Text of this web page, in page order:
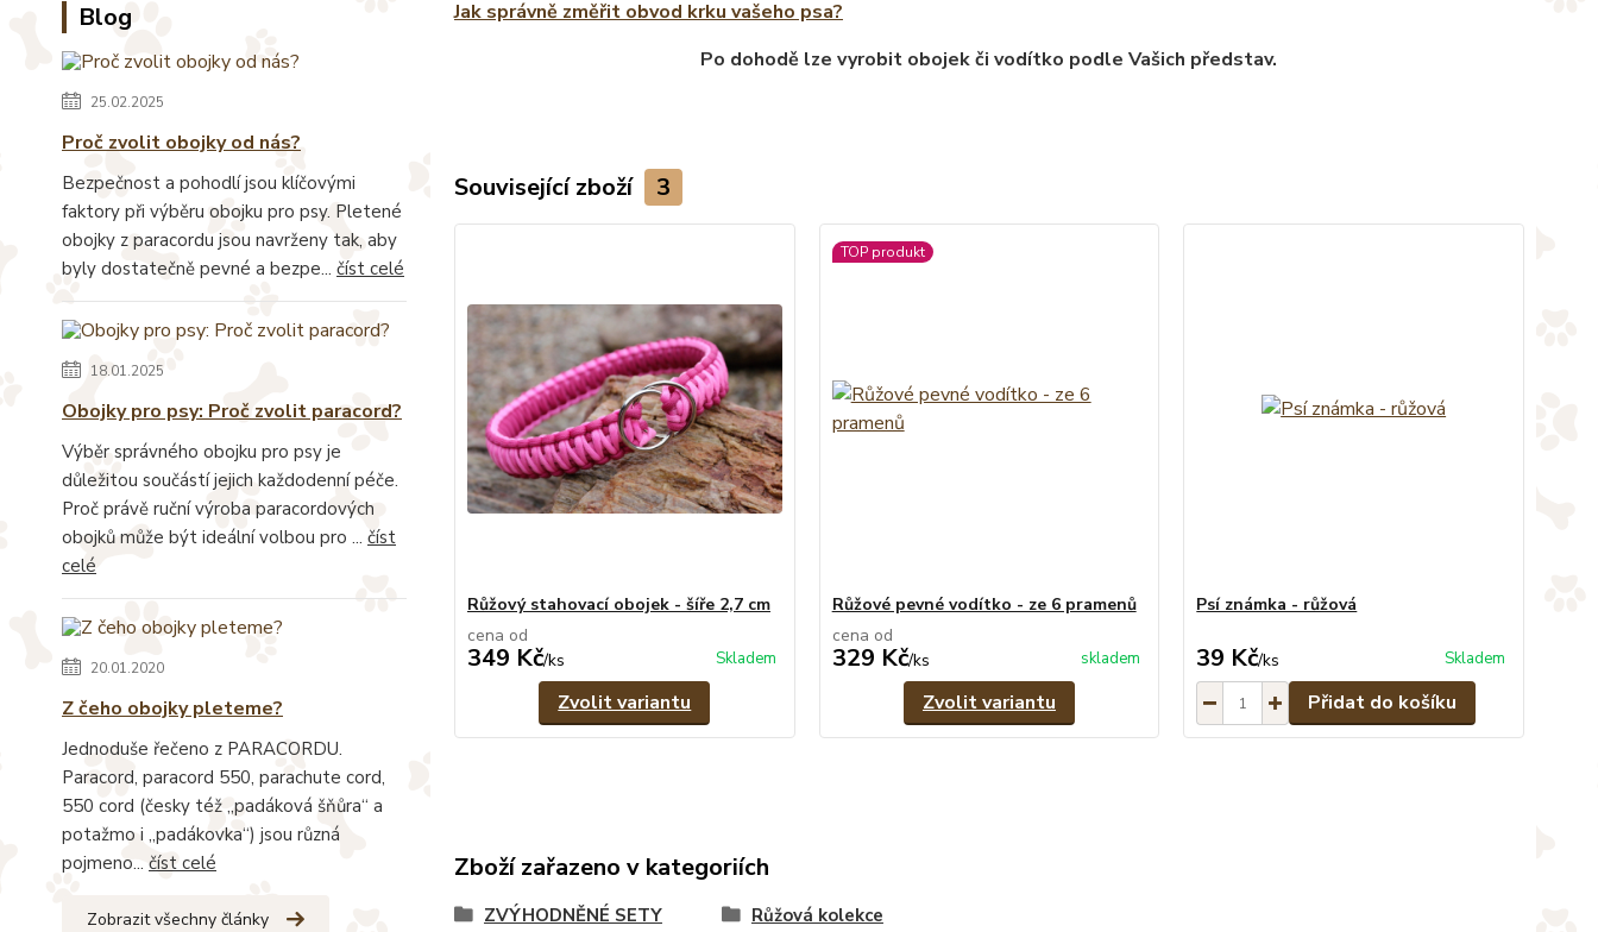
Blog
25.02.2025
Proč zvolit obojky od nás?
Bezpečnost a pohodlí jsou klíčovými
faktory při výběru obojku pro psy. Pletené
obojky z paracordu jsou navrženy tak, aby
byly dostatečně pevné a bezpe... číst celé
18.01.2025
Obojky pro psy: Proč zvolit paracord?
Výběr správného obojku pro psy je
důležitou součástí jejich každodenní péče.
Proč právě ruční výroba paracordových
obojků může být ideální volbou pro ... číst
celé
20.01.2020
Z čeho obojky pleteme?
Jednoduše řečeno z PARACORDU.
Paracord, paracord 550, parachute cord,
550 cord (česky též „padáková šňůra“ a
potažmo i „padákovka“) jsou různá
pojmeno... číst celé
Zobrazit všechny články
Jak správně změřit obvod krku vašeho psa?
Po dohodě lze vyrobit obojek či vodítko podle Vašich představ.
Související zboží 3
Růžový stahovací obojek - šíře 2,7 cm
cena od
349 Kč/ks Skladem
Zvolit variantu
TOP produkt
Růžové pevné vodítko - ze 6 pramenů
cena od
329 Kč/ks skladem
Zvolit variantu
Psí známka - růžová
39 Kč/ks Skladem
Přidat do košíku
Zboží zařazeno v kategoriích
ZVÝHODNĚNÉ SETY Růžová kolekce